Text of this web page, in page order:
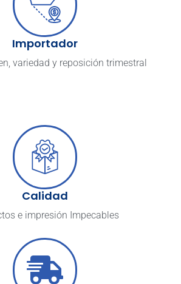
Importador
variedad y reposición trimestral
Calidad
e impresión Impecables